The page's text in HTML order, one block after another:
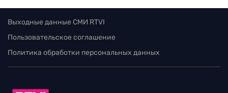
Выходные данные СМИ RTVI
Пользовательское соглашение
Политика обработки персональных данных